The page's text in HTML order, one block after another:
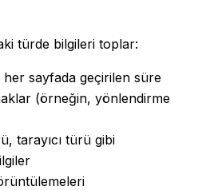
türde bilgileri toplar:
sayfada geçirilen süre
(örneğin, yönlendirme
tarayıcı türü gibi